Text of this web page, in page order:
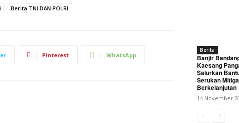
Tim POD & COD JNE Galuhmas Karawang Bahas Evaluasi
Berita TNI DAN POLRI
Pinterest WhatsApp
Berita
Banjir
Kaesang
Salurkan
Serukan
Berkelanjutan
14 November